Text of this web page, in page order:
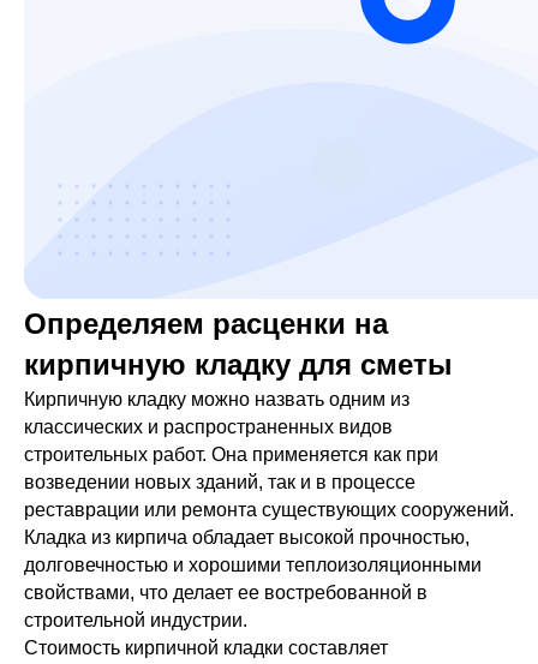
Определяем расценки на
кирпичную кладку для сметы
Кирпичную кладку можно назвать одним из
классических и распространенных видов
строительных работ. Она применяется как при
возведении новых зданий, так и в процессе
реставрации или ремонта существующих сооружений.
Кладка из кирпича обладает высокой прочностью,
долговечностью и хорошими теплоизоляционными
свойствами, что делает ее востребованной в
строительной индустрии.
Стоимость кирпичной кладки составляет